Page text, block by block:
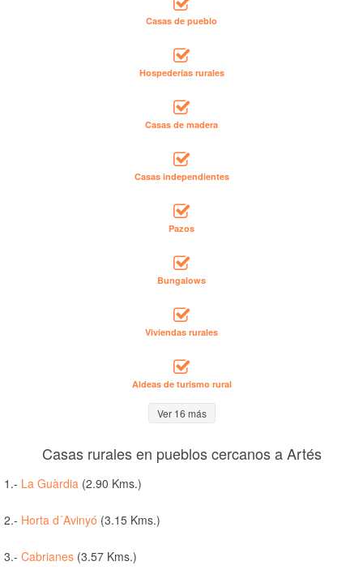
Casas de pueblo
Hospederías rurales
Casas de madera
Casas independientes
Pazos
Bungalows
Viviendas rurales
Aldeas de turismo rural
Ver 16 más
Casas rurales en pueblos cercanos a Artés
1.- La Guàrdia (2.90 Kms.)
2.- Horta d´Avinyó (3.15 Kms.)
3.- Cabrianes (3.57 Kms.)